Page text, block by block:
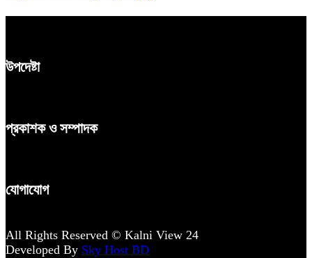
উপদেষ্টা
প্রকাশক ও সম্পাদক
যোগাযোগ
All Rights Reserved © Kalni View 24
Developed By Sky Host BD